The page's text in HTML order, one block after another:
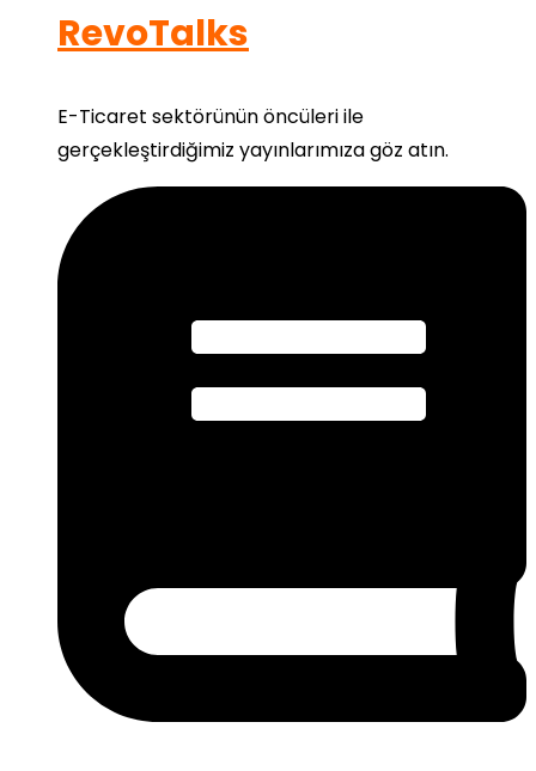
RevoTalks
E-Ticaret sektörünün öncüleri ile
gerçekleştirdiğimiz yayınlarımıza göz atın.